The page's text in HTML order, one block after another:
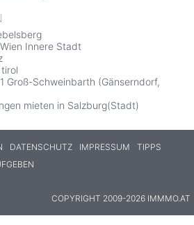
Innere Stadt
Groß-Schweinbarth (Gänserndorf,
mieten in Salzburg(Stadt)
DATENSCHUTZ IMPRESSUM
TIPPS
COPYRIGHT 2009-2026 IMMMO.AT